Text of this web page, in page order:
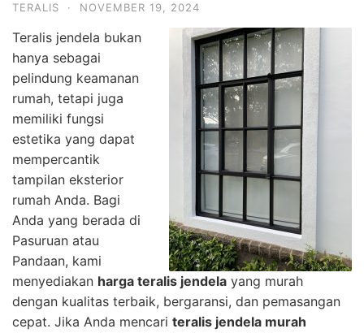
TERALIS · NOVEMBER 19, 2024
Teralis jendela bukan
hanya sebagai
pelindung keamanan
rumah, tetapi juga
memiliki fungsi
estetika yang dapat
mempercantik
tampilan eksterior
rumah Anda. Bagi
Anda yang berada di
Pasuruan atau
Pandaan, kami
menyediakan harga teralis jendela yang murah
dengan kualitas terbaik, bergaransi, dan pemasangan
cepat. Jika Anda mencari teralis jendela murah